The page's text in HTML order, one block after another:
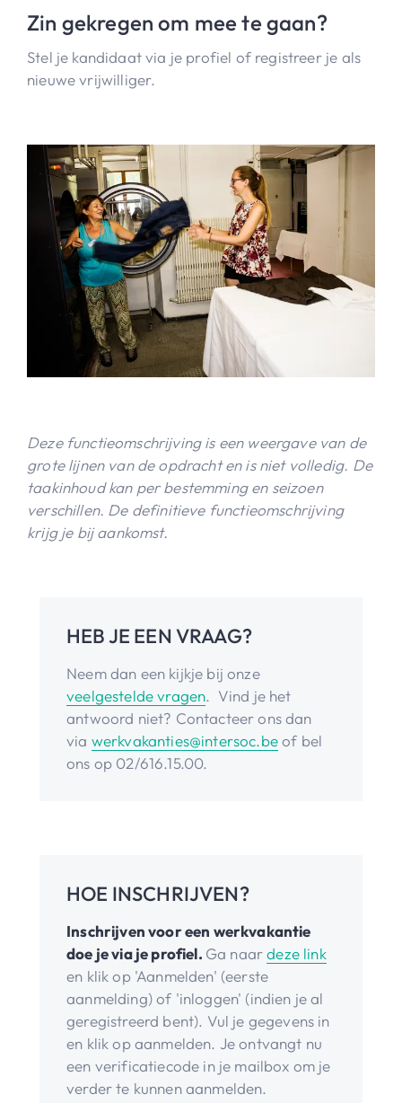
Zin gekregen om mee te gaan?
Stel je kandidaat via je profiel of registreer je als
nieuwe vrijwilliger.
Deze functieomschrijving is een weergave van de
grote lijnen van de opdracht en is niet volledig. De
taakinhoud kan per bestemming en seizoen
verschillen. De definitieve functieomschrijving
krijg je bij aankomst.
HEB JE EEN VRAAG?
Neem dan een kijkje bij onze
veelgestelde vragen. Vind je het
antwoord niet? Contacteer ons dan
via werkvakanties@intersoc.beof bel
ons op 02/616.15.00.
HOE INSCHRIJVEN?
Inschrijven voor een werkvakantie
doe je via je profiel. Ga naardeze link
en klik op 'Aanmelden' (eerste
aanmelding) of 'inloggen' (indien je al
geregistreerd bent). Vul je gegevens in
en klik op aanmelden. Je ontvangt nu
een verificatiecode in je mailbox om je
verder te kunnen aanmelden.